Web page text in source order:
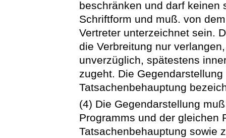
beschränken und darf keinen
Schriftform und muß. von
Vertreter unterzeichnet sein.
die Verbreitung nur
unverzüglich, spätestens
zugeht. Die
Tatsachenbehauptung
(4) Die Gegendarstellung
Programms und der gleichen
Tatsachenbehauptung sowie